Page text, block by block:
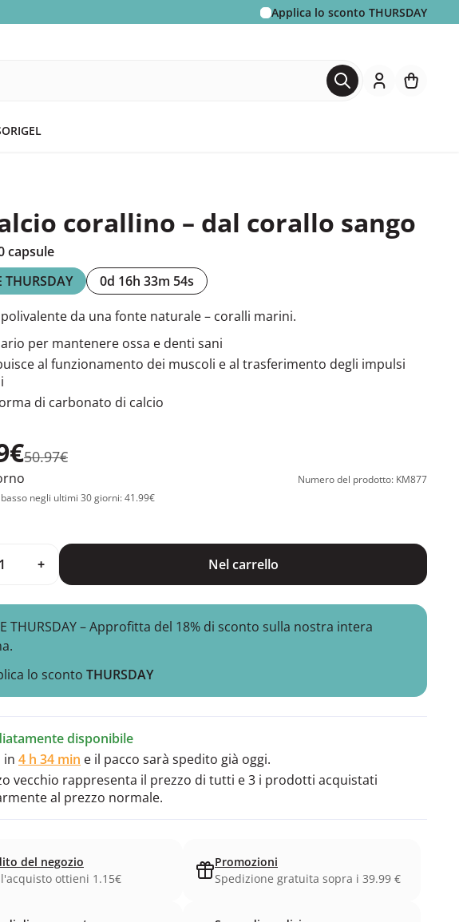
Applica lo sconto THURSDAY
GEL
corallino – dal corallo sango
capsule
THURSDAY
0d 16h 33m 53s
da una fonte naturale – coralli marini.
per mantenere ossa e denti sani
al funzionamento dei muscoli e al trasferimento degli impulsi
di carbonato di calcio
50.97€
Numero del prodotto: KM877
negli ultimi 30 giorni: 41.99€
+ Nel carrello
THURSDAY – Approfitta del 18% di sconto sulla nostra intera
lo sconto THURSDAY
disponibile
in 4 h 33 min e il pacco sarà spedito già oggi.
vecchio rappresenta il prezzo di tutti e 3 i prodotti acquistati
al prezzo normale.
del negozio
l'acquisto ottieni 1.15€
Promozioni
Spedizione gratuita sopra i 39.99 €